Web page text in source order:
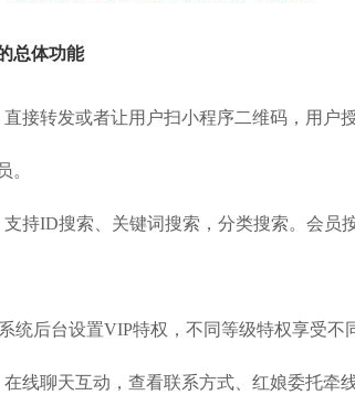
总体功能
接转发或者让用户扫小程序二维码，用户
。
持ID搜索、关键词搜索，分类搜索。会员
统后台设置VIP特权，不同等级特权享受不
线聊天互动，查看联系方式、红娘委托牵